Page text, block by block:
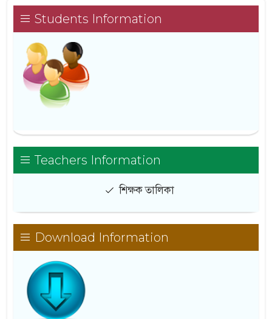
Students Information
Teachers Information
শিক্ষক তালিকা
Download Information